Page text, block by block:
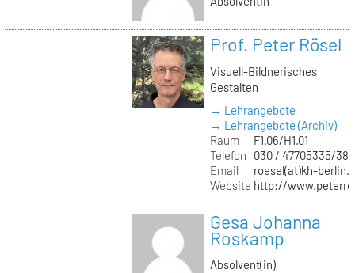
Prof. Peter Rösel
Visuell-Bildnerisches
Gestalten
→ Lehrangebote
→ Lehrangebote (Archiv)
Raum
F1.06/H1.01
Telefon
030 / 47705335/387
Email
roesel(at)kh-
Website http://
Gesa Johanna
Roskamp
Absolvent(in)